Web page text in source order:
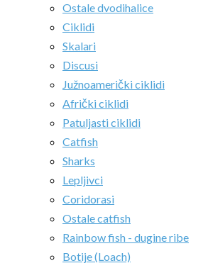
Ostale dvodihalice
Ciklidi
Skalari
Discusi
Južnoamerički ciklidi
Afrički ciklidi
Patuljasti ciklidi
Catfish
Sharks
Lepljivci
Coridorasi
Ostale catfish
Rainbow fish - dugine ribe
Botije (Loach)